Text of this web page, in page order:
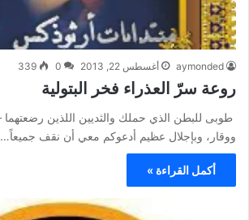
aymonded أغسطس 22, 2013 0
339
روعة سرّ العذراء فخر البتولية
ووقار، وبإجلال عظيم أدعوكم معي أن نقف جميعاً…
أكمل القراءة »